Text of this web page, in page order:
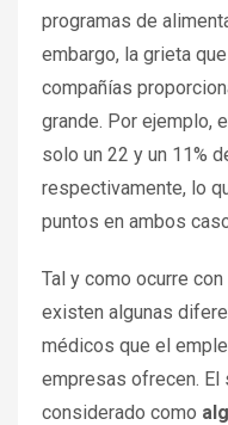
programas de
embargo, la grieta
compañías
grande. Por ejemplo,
solo un 22 y un 11%
respectivamente, lo
puntos en ambos
Tal y como ocurre
existen algunas
médicos que el
empresas ofrecen.
considerado como